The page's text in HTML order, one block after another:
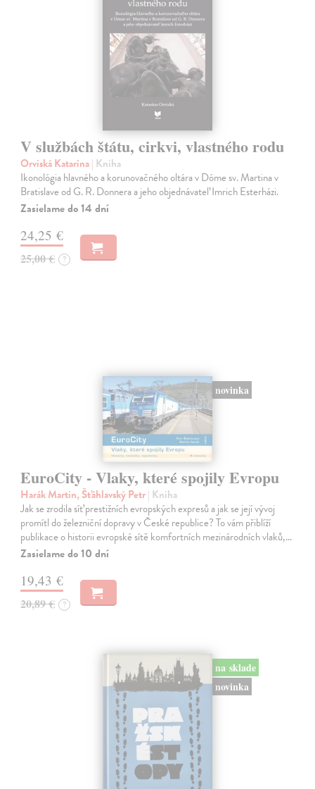
V službách štátu, cirkvi, vlastného rodu
Orviská Katarína| Kniha
Ikonológia hlavného a korunovačného oltára v Dóme sv. Martina v
Bratislave od G. R. Donnera a jeho objednávateľ Imrich Esterházi.
Zasielame do 14 dní
24,25 €
25,00 € ?
novinka
EuroCity - Vlaky, které spojily Evropu
Harák Martin, Šťáhlavský Petr| Kniha
Jak se zrodila síť prestižních evropských expresů a jak se její vývoj
promítl do železniční dopravy v České republice? To vám přiblíží
publikace o historii evropské sítě komfortních mezinárodních vlaků,…
Zasielame do 10 dní
19,43 €
20,89 € ?
na sklade
novinka